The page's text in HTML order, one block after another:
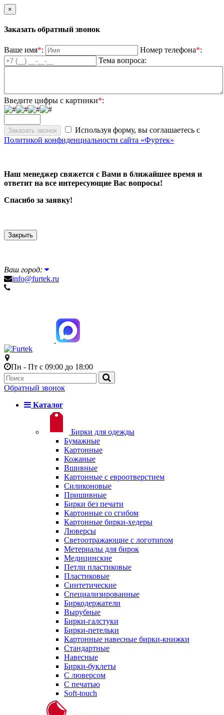
×
Заказать обратный звонок
Ваше имя*: Номер телефона*:
Тема вопроса:
Введите цифры с картинки*:
Используя форму, вы соглашаетесь с
Политикой конфиденциальности сайта «Фуртек»
Наш менеджер свяжется с Вами в ближайшее время и
ответит на все интересующие Вас вопросы!
Спасибо за заявку!
Закрыть
Ваш город:
info@furtek.ru
Пн - Пт с 09:00 до 18:00
Обратный звонок
Каталог
Бирки для одежды
Бумажные
Картонные
Кожаные
Вшивные
Картонные с евроотверстием
Силиконовые
Пришивные
Бирки без печати
Картонные со сгибом
Картонные бирки-хедеры
Люверсы
Светоотражающие с логотипом
Метериалы для бирок
Медицинские
Петли пластиковые
Пластиковые
Синтетические
Специализированные
Биркодержатели
Вырубные
Бирки-галстуки
Бирки-петельки
Картонные навесные бирки-книжки
Стандартные
Навесные
Бирки-буклеты
С люверсом
С печатью
Soft-touch